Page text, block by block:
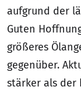
aufgrund der
Guten
größeres
gegenüber.
stärker als der